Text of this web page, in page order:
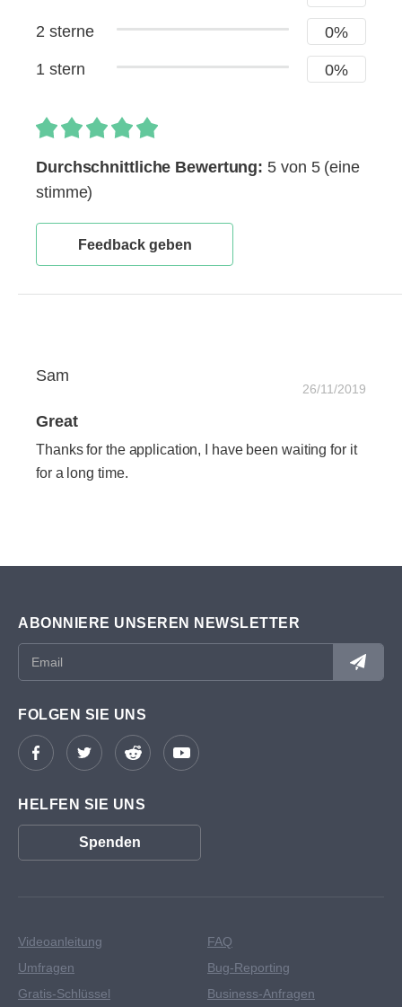
2 sterne 0%
1 stern 0%
Durchschnittliche Bewertung: 5 von 5 (eine
stimme)
Feedback geben
Sam
26/11/2019
Great
Thanks for the application, I have been waiting for it
for a long time.
ABONNIERE UNSEREN NEWSLETTER
FOLGEN SIE UNS
HELFEN SIE UNS
Spenden
Videoanleitung
Umfragen
Gratis-Schlüssel
FAQ
Bug-Reporting
Business-Anfragen